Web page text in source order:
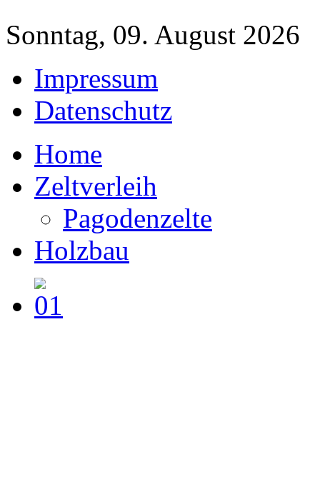
Sonntag, 09. August 2026
Impressum
Datenschutz
Home
Zeltverleih
Pagodenzelte
Holzbau